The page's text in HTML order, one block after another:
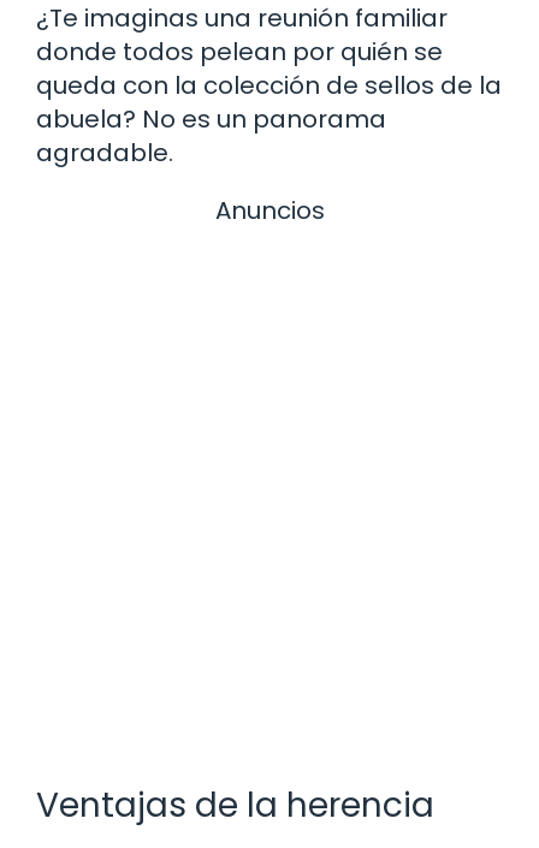
¿Te imaginas una reunión familiar
donde todos pelean por quién se
queda con la colección de sellos de la
abuela? No es un panorama
agradable.
Anuncios
Ventajas de la herencia